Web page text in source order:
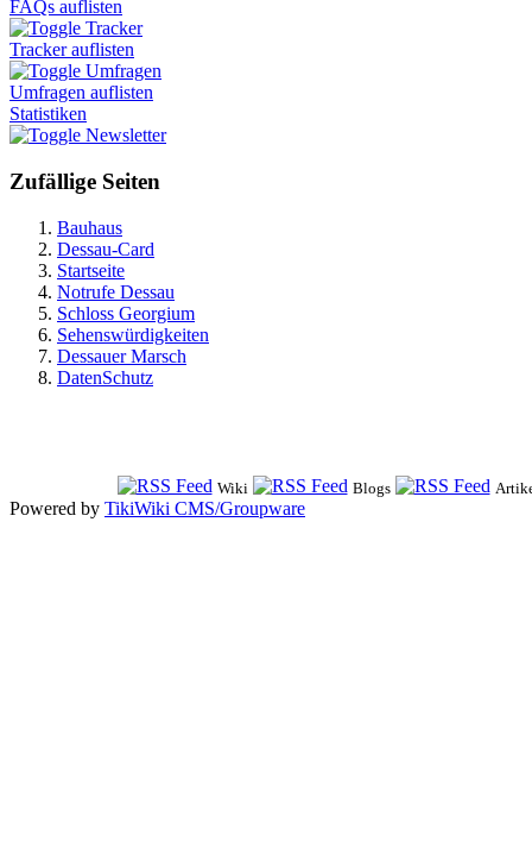
FAQs auflisten
Tracker
Tracker auflisten
Umfragen
Umfragen auflisten
Statistiken
Newsletter
Zufällige Seiten
Bauhaus
Dessau-Card
Startseite
Notrufe Dessau
Schloss Georgium
Sehenswürdigkeiten
Dessauer Marsch
DatenSchutz
Wiki Blogs
Powered by TikiWiki CMS/Groupware